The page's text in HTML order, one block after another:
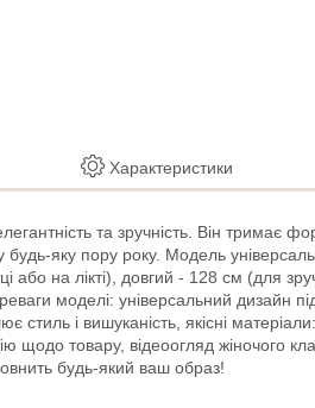
Характеристики
та зручність. Він тримає
яку пору року. Модель
або на лікті), довгий - 128 см (для
моделі: універсальний дизайн
стиль і вишуканість, якісні
щодо товару, відеоогляд жіночого
будь-який ваш образ!